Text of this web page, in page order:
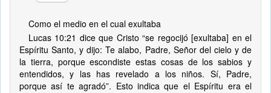
Como el medio en el cual exultaba
Lucas 10:21 dice que Cristo “se regocijó [exultaba] en el
Espíritu Santo, y dijo: Te alabo, Padre, Señor del cielo y de
la tierra, porque escondiste estas cosas de los sabios y
entendidos, y las has revelado a los niños. Sí, Padre,
porque así te agradó”. Esto indica que el Espíritu era el